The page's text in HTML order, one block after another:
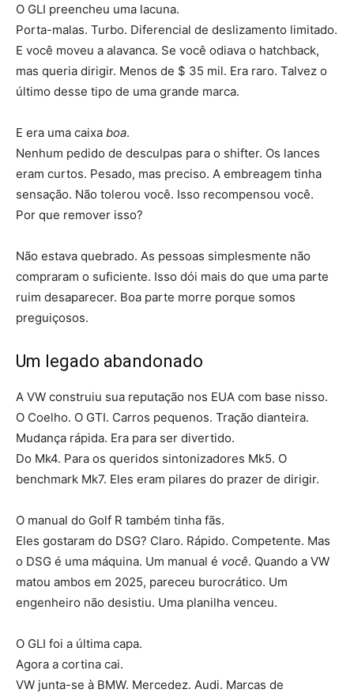
O GLI preencheu uma lacuna.
Porta-malas. Turbo. Diferencial de deslizamento limitado.
E você moveu a alavanca. Se você odiava o hatchback,
mas queria dirigir. Menos de $ 35 mil. Era raro. Talvez o
último desse tipo de uma grande marca.
E era uma caixa boa.
Nenhum pedido de desculpas para o shifter. Os lances
eram curtos. Pesado, mas preciso. A embreagem tinha
sensação. Não tolerou você. Isso recompensou você.
Por que remover isso?
Não estava quebrado. As pessoas simplesmente não
compraram o suficiente. Isso dói mais do que uma parte
ruim desaparecer. Boa parte morre porque somos
preguiçosos.
Um legado abandonado
A VW construiu sua reputação nos EUA com base nisso.
O Coelho. O GTI. Carros pequenos. Tração dianteira.
Mudança rápida. Era para ser divertido.
Do Mk4. Para os queridos sintonizadores Mk5. O
benchmark Mk7. Eles eram pilares do prazer de dirigir.
O manual do Golf R também tinha fãs.
Eles gostaram do DSG? Claro. Rápido. Competente. Mas
o DSG é uma máquina. Um manual é você. Quando a VW
matou ambos em 2025, pareceu burocrático. Um
engenheiro não desistiu. Uma planilha venceu.
O GLI foi a última capa.
Agora a cortina cai.
VW junta-se à BMW. Mercedez. Audi. Marcas de